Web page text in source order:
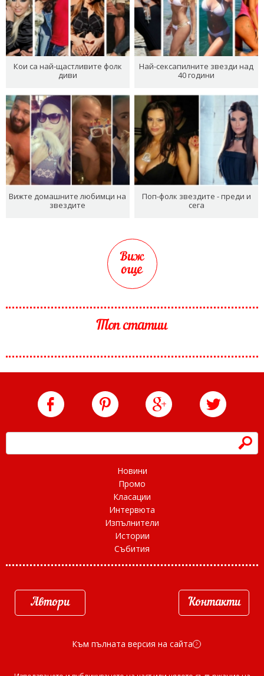
Кои са най-щастливите фолк
диви
Най-сексапилните звезди над
40 години
Вижте домашните любимци на
звездите
Поп-фолк звездите - преди и
сега
Виж
още
Топ статии
h
Новини
Промо
Класации
Интервюта
Изпълнители
Истории
Събития
Автори Контакти
Към пълната версия на сайта d